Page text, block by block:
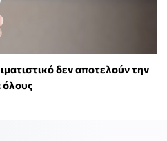
δεν αποτελούν την
όλους